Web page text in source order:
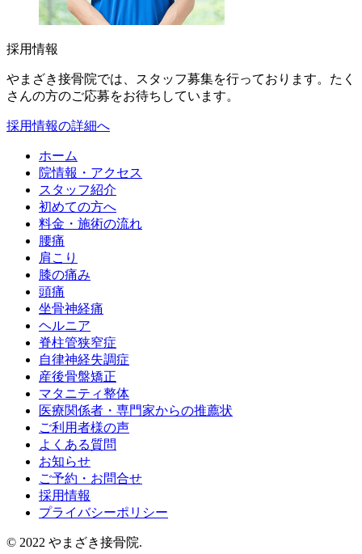
採用情報
やまざき接骨院では、スタッフ募集を行っております。たく
さんの方のご応募をお待ちしています。
採用情報の詳細へ
ホーム
院情報・アクセス
スタッフ紹介
初めての方へ
料金・施術の流れ
腰痛
肩こり
膝の痛み
頭痛
坐骨神経痛
ヘルニア
脊柱管狭窄症
自律神経失調症
産後骨盤矯正
マタニティ整体
医療関係者・専門家からの推薦状
ご利用者様の声
よくある質問
お知らせ
ご予約・お問合せ
採用情報
プライバシーポリシー
© 2022 やまざき接骨院.